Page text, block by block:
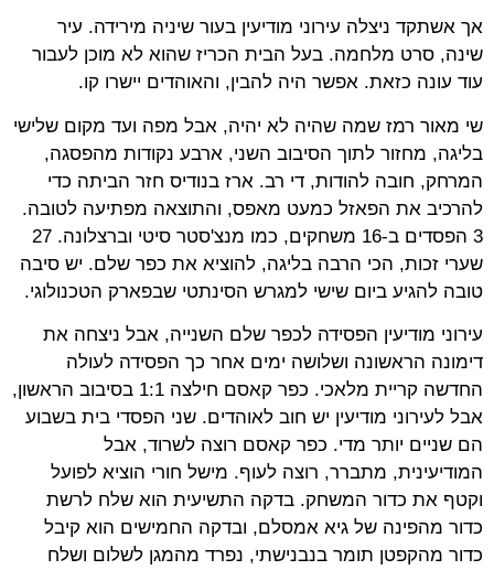
אך אשתקד ניצלה עירוני מודיעין בעור שיניה מירידה. עיר
שינה, סרט מלחמה. בעל הבית הכריז שהוא לא מוכן לעבור
עוד עונה כזאת. אפשר היה להבין, והאוהדים יישרו קו.
שי מאור רמז שמה שהיה לא יהיה, אבל מפה ועד מקום שלישי
בליגה, מחזור לתוך הסיבוב השני, ארבע נקודות מהפסגה,
המרחק, חובה להודות, די רב. ארז בנודיס חזר הביתה כדי
להרכיב את הפאזל כמעט מאפס, והתוצאה מפתיעה לטובה.
3 הפסדים ב-16 משחקים, כמו מנצ'סטר סיטי וברצלונה. 27
שערי זכות, הכי הרבה בליגה, להוציא את כפר שלם. יש סיבה
טובה להגיע ביום שישי למגרש הסינתטי שבפארק הטכנולוגי.
עירוני מודיעין הפסידה לכפר שלם השנייה, אבל ניצחה את
דימונה הראשונה ושלושה ימים אחר כך הפסידה לעולה
החדשה קריית מלאכי. כפר קאסם חילצה 1:1 בסיבוב הראשון,
אבל לעירוני מודיעין יש חוב לאוהדים. שני הפסדי בית בשבוע
הם שניים יותר מדי. כפר קאסם רוצה לשרוד, אבל
המודיעינית, מתברר, רוצה לעוף. מישל חורי הוציא לפועל
וקטף את כדור המשחק. בדקה התשיעית הוא שלח לרשת
כדור מהפינה של גיא אמסלם, ובדקה החמישים הוא קיבל
כדור מהקפטן תומר בנבנישתי, נפרד מהמגן לשלום ושלח